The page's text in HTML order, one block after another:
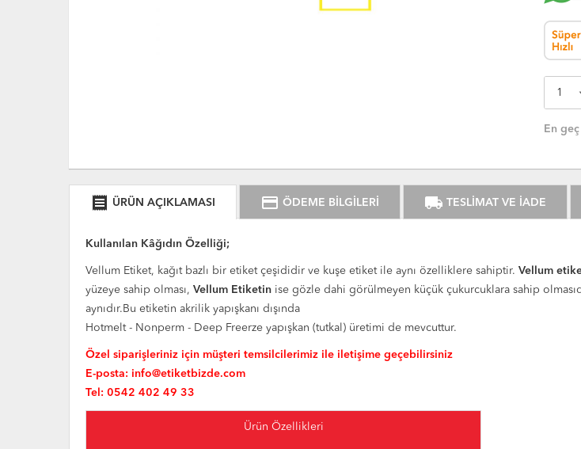
En
receipt ÜRÜN AÇIKLAMASI credit_card ÖDEME BİLGİLERİ local_shipping TESLİMAT VE İADE
Kullanılan Kâğıdın Özelliği;
Vellum Etiket, kağıt bazlı bir etiket çeşididir ve kuşe etiket ile aynı özelliklere sahiptir. Vellum
yüzeye sahip olması, Vellum Etiketin ise gözle dahi görülmeyen küçük çukurcuklara sahip
aynıdır.Bu etiketin akrilik yapışkanı dışında
Hotmelt - Nonperm - Deep Freerze yapışkan (tutkal) üretimi de mevcuttur.
Özel siparişleriniz için müşteri temsilcilerimiz ile iletişime geçebilirsiniz
E-posta: info@etiketbizde.com
Tel: 0542 402 49 33
Ürün Özellikleri